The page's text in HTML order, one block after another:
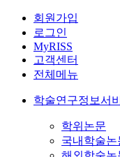
회원가입
로그인
MyRISS
고객센터
전체메뉴
학술연구정보서
학위논문
국내학술논